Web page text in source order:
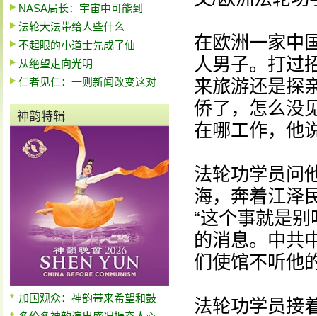
NASA局长：宇宙中可能到
法轮大法带给人些什么
不起眼的小道士先成了仙
从绝望走向光明
仁者见仁：一则新闻改变这对
神韵特辑
加国观众：神韵带来希望和鼓
在欧洲一家中
人男子。打过
来旅游还是探
侨了，怎么没
在哪工作，他
法轮功学员问
海，奔着江泽
“这个事就是
的消息。中共
们使馆不听他
法轮功学员接